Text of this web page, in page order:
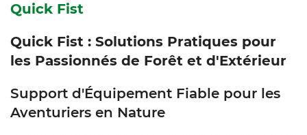
Quick Fist
Quick Fist : Solutions Pratiques pour
les Passionnés de Forêt et d'Extérieur
Support d'Équipement Fiable pour les
Aventuriers en Nature